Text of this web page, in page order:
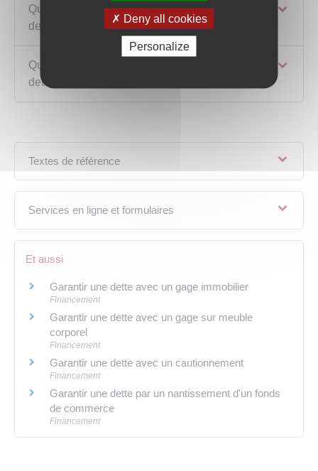
Que se passe-t-il si le débiteur ne paye pas sa
dette ?
Que se passe-t-il si le débiteur rembourse sa
dette ?
Textes de référence
Services en ligne et formulaires
Et aussi
Garantir une dette avec un gage immobilier
Financement
Garantir une dette avec un gage sur meuble
corporel
Financement
Garantir une dette avec un cautionnement
Financement
Garantir une dette par un nantissement d'un fonds
de commerce
Financement
Deny all cookies
Personalize